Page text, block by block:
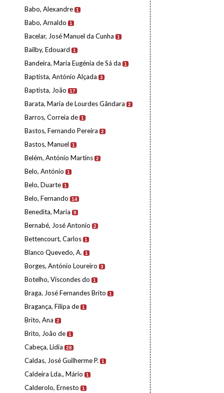
Babo, Alexandre 1
Babo, Arnaldo 1
Bacelar, José Manuel da Cunha 1
Bailby, Edouard 1
Bandeira, Maria Eugénia de Sá da 1
Baptista, António Alçada 3
Baptista, João 17
Barata, Maria de Lourdes Gândara 2
Barros, Correia de 1
Bastos, Fernando Pereira 2
Bastos, Manuel 1
Belém, António Martins 2
Belo, António 1
Belo, Duarte 1
Belo, Fernando 14
Benedita, Maria 9
Bernabé, José Antonio 2
Bettencourt, Carlos 1
Blanco Quevedo, A. 1
Borges, António Loureiro 3
Botelho, Viscondes do 1
Braga, José Fernandes Brito 1
Bragança, Filipa de 1
Brito, Ana 2
Brito, João de 1
Cabeça, Lídia 28
Caldas, José Guilherme P. 1
Caldeira Lda., Mário 1
Calderolo, Ernesto 1